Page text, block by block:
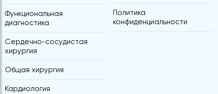
Функциональная
диагностика
Сердечно-сосудистая
хирургия
Общая хирургия
Кардиология
Политика
конфиденциальности